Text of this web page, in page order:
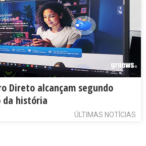
Direto alcançam segundo
da história
ÚLTIMAS NOTÍCIAS